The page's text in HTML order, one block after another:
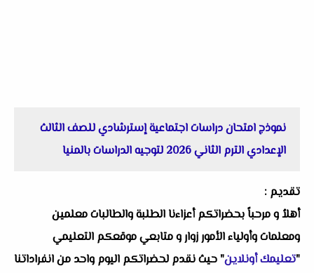
نموذج امتحان دراسات اجتماعية إسترشادي للصف الثالث
الإعدادي الترم الثاني 2026 لتوجيه الدراسات بالمنيا
تقديم :
أهلاُ و مرحباً بحضراتكم أعزاءنا الطلبة والطالبات معلمين
ومعلمات وأولياء الأمور زوار و متابعي موقعكم التعليمي
"تعليمك أونلاين" حيث نقدم لحضراتكم اليوم واحد من انفراداتنا